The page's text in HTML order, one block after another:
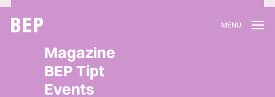
Magazine
BEP Tipt
Events
Lidmaatschap
Herroepen
Privacy policy